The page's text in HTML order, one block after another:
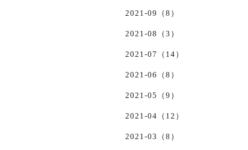
2021-09（8）
2021-08（3）
2021-07（14）
2021-06（8）
2021-05（9）
2021-04（12）
2021-03（8）